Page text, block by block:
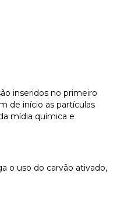
inseridos no primeiro
de início as partículas
mídia química e
o uso do carvão ativado,